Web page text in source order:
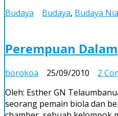
Budaya
Budaya, Budaya
Perempuan
borokoa 25/09/2010 2
Oleh: Esther GN
seorang pemain biola dan